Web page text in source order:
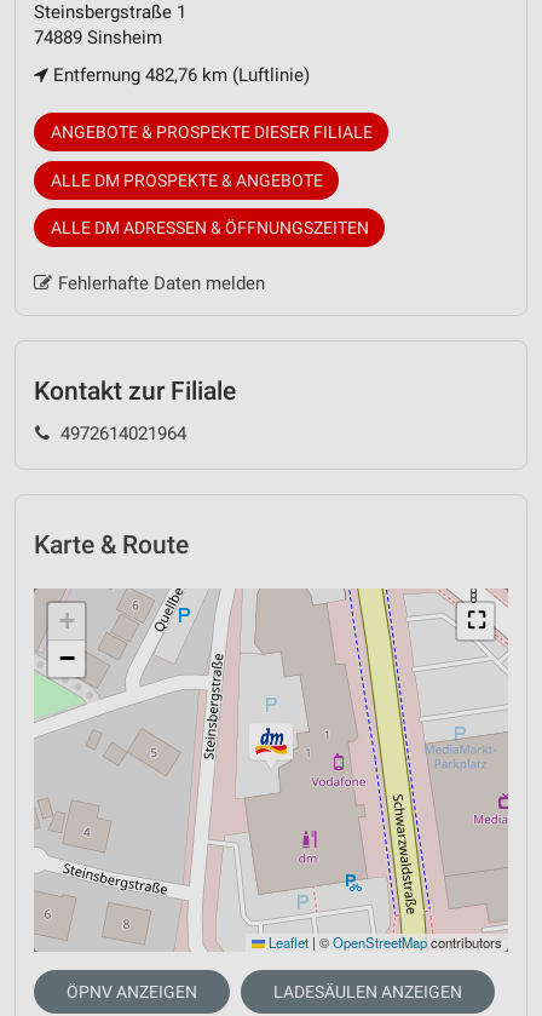
Steinsbergstraße 1
74889 Sinsheim
Entfernung 482,76 km (Luftlinie)
ANGEBOTE & PROSPEKTE DIESER FILIALE
ALLE DM PROSPEKTE & ANGEBOTE
ALLE DM ADRESSEN & ÖFFNUNGSZEITEN
Fehlerhafte Daten melden
Kontakt zur Filiale
4972614021964
Karte & Route
⛶
+
−
Leaflet | ©OpenStreetMapcontributors
ÖPNV ANZEIGEN LADESÄULEN ANZEIGEN